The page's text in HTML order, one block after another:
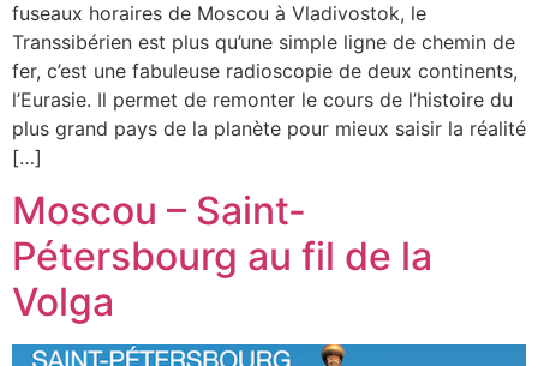
fuseaux horaires de Moscou à Vladivostok, le
Transsibérien est plus qu’une simple ligne de chemin de
fer, c’est une fabuleuse radioscopie de deux continents,
l’Eurasie. Il permet de remonter le cours de l’histoire du
plus grand pays de la planète pour mieux saisir la réalité
[…]
Moscou – Saint-
Pétersbourg au fil de la
Volga